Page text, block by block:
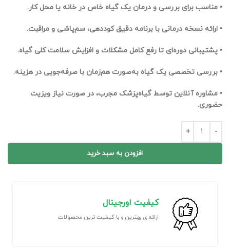
• مناسب برای بررسی و درمان یک گیاه خاص در خانه یا محل کار.
• ارائه نسخه درمانی با برنامه دقیق کوددهی، سم‌پاشی و مراقبت.
• پشتیبانی دوره‌ای تا رفع کامل مشکلات و افزایش سلامت کلی گیاه.
• بررسی تخصصی یک گیاه به‌صورت هم‌زمان با صرفه‌جویی در هزینه.
• مشاوره آنلاین توسط گیاه‌پزشک مجرب، در صورت نیاز ویزیت
حضوری.
افزودن به سبد خرید
کیفیت اورجینال
ارائه ی بهترین و با کیفیت ترین محصولات